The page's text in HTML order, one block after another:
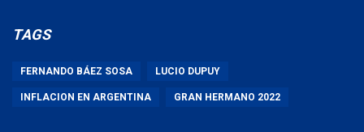
TAGS
FERNANDO BÁEZ SOSA LUCIO DUPUY
INFLACION EN ARGENTINA GRAN HERMANO 2022